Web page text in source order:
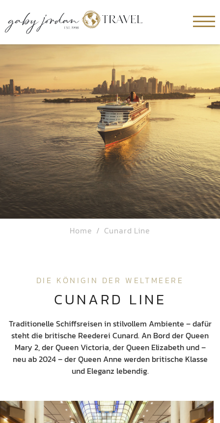
Home Cunard Line
DIE KÖNIGIN DER WELTMEERE
CUNARD LINE
Traditionelle Schiffsreisen in stilvollem Ambiente – dafür
steht die britische Reederei Cunard. An Bord der Queen
Mary 2, der Queen Victoria, der Queen Elizabeth und –
neu ab 2024 – der Queen Anne werden britische Klasse
und Eleganz lebendig.